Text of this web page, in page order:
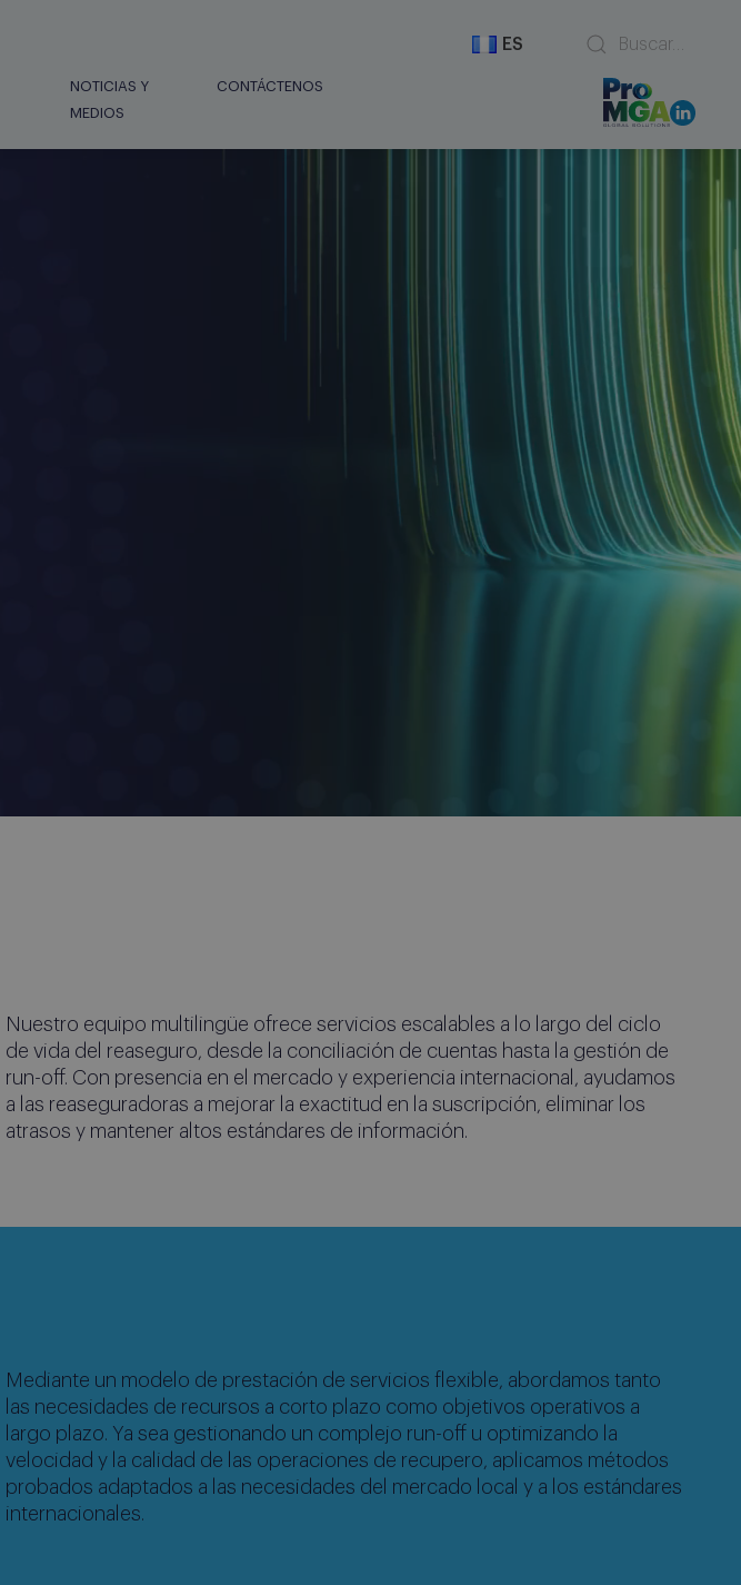
NOTICIAS Y
MEDIOS
CONTÁCTENOS
ES
Nuestro equipo multilingüe ofrece servicios escalables a lo largo del ciclo
de vida del reaseguro, desde la conciliación de cuentas hasta la gestión de
run-off. Con presencia en el mercado y experiencia internacional, ayudamos
a las reaseguradoras a mejorar la exactitud en la suscripción, eliminar los
atrasos y mantener altos estándares de información.
Mediante un modelo de prestación de servicios flexible, abordamos tanto
las necesidades de recursos a corto plazo como objetivos operativos a
largo plazo. Ya sea gestionando un complejo run-off u optimizando la
velocidad y la calidad de las operaciones de recupero, aplicamos métodos
probados adaptados a las necesidades del mercado local y a los estándares
internacionales.